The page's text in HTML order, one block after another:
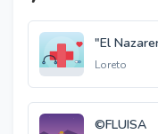
"El
Loreto
©FLUISA